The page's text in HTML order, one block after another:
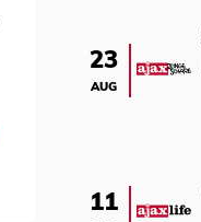
23
AUG
11